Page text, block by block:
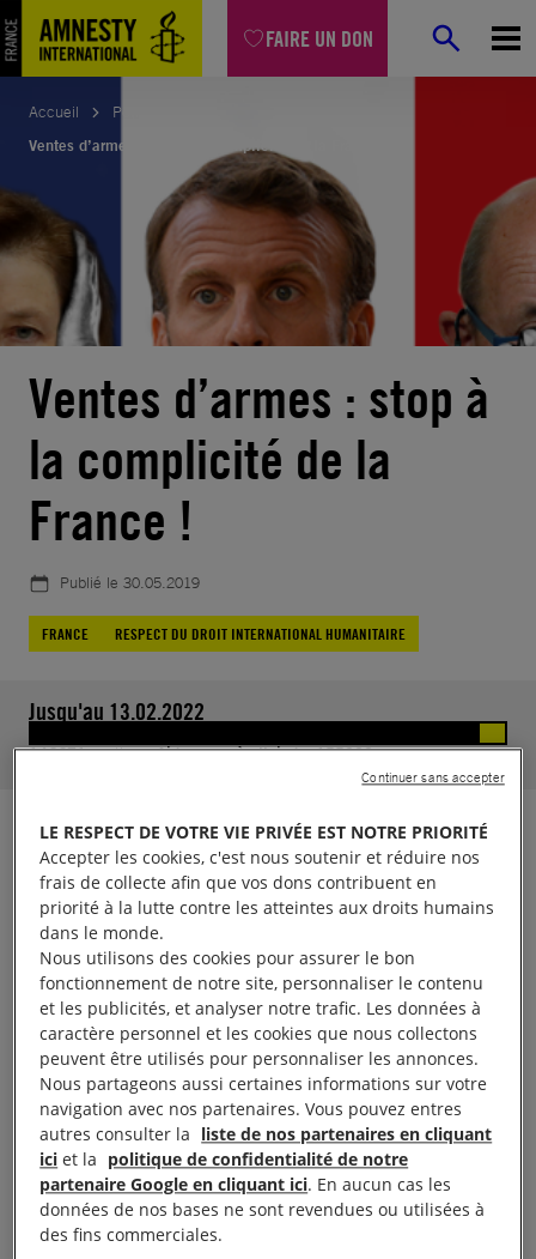
FAIRE UN DON
Aller
au
contenu
Accueil
Pétitions
Ventes d’armes : stop à la complicité de la France !
Ventes d’armes : stop à
la complicité de la
France !
Publié le 30.05.2019
FRANCE RESPECT DU DROIT INTERNATIONAL HUMANITAIRE
Jusqu'au 13.02.2022
146671soutiens.Aidez-nous à atteindre 155000
En ratifiant le Traité sur le commerce des armes
(TCA), la France s’est engagée à ne pas autoriser de
transferts d’armement s’il existe un risque important
que ces armes soient utilisées pour commettre ou
faciliter des violations graves des droits humains et
du droit international humanitaire.
Pourtant la France exporte des armes vers l’Égypte,
qui connaît une répression des droits humains sans
précédent. Elle est également l’un des premiers
fournisseurs d’équipements militaires de l’Arabie
saoudite et des Émirats arabes unis, qui sont
membres de la coalition engagée au Yémen et
LE RESPECT DE VOTRE VIE PRIVÉE EST NOTRE PRIORITÉ
Accepter les cookies, c'est nous soutenir et réduire nos
frais de collecte afin que vos dons contribuent en
priorité à la lutte contre les atteintes aux droits humains
dans le monde.
Nous utilisons des cookies pour assurer le bon
fonctionnement de notre site, personnaliser le contenu
et les publicités, et analyser notre trafic. Les données à
caractère personnel et les cookies que nous collectons
peuvent être utilisés pour personnaliser les annonces.
Nous partageons aussi certaines informations sur votre
navigation avec nos partenaires. Vous pouvez entres
autres consulter la liste de nos partenaires en cliquant
ici et la politique de confidentialité de notre
partenaire Google en cliquant ici. En aucun cas les
données de nos bases ne sont revendues ou utilisées à
des fins commerciales.
Continuer sans accepter